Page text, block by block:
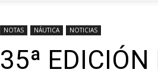
NOTAS NÁUTICA NOTICIAS
35ª EDICIÓN